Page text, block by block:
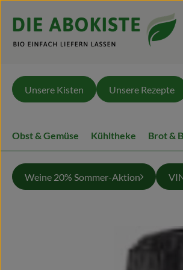
Unsere Kisten Unsere Rezepte
Obst & Gemüse Kühltheke Brot &
Weine 20% Sommer-Aktion